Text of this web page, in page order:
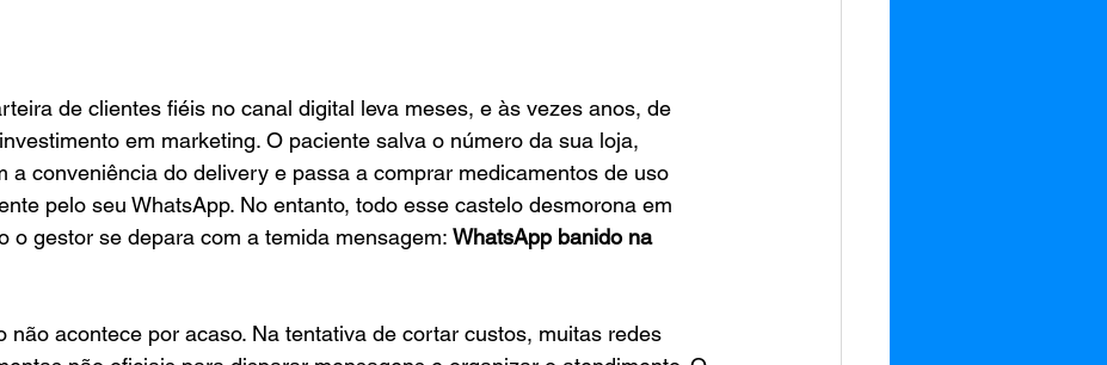
de clientes fiéis no canal digital leva meses, e às vezes anos, de
em marketing. O paciente salva o número da sua loja,
a conveniência do delivery e passa a comprar medicamentos de uso
pelo seu WhatsApp. No entanto, todo esse castelo desmorona em
o gestor se depara com a temida mensagem: WhatsApp banido na
não acontece por acaso. Na tentativa de cortar custos, muitas redes